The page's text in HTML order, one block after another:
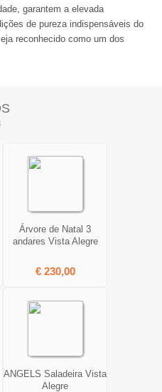
garantem a elevada
de pureza indispensáveis do
reconhecido como um dos
Árvore de Natal 3
andares Vista Alegre
€ 230,00
ANGELS Saladeira Vista
Alegre